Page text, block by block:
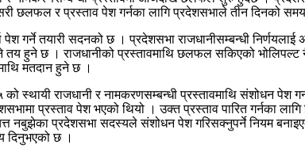
छलफल र प्रस्ताव पेश गर्नका लागि प्रदेशसभाले तीन दिनको समय
गर्ने तयारी सदनको छ । प्रदेशसभा राजधानीसम्बन्धी
तय हुने छ । राजधानीको प्रस्तावमाथि छलफल सकिएको
मतदान हुने छ ।
स्थायी राजधानी र नामकरणसम्बन्धी प्रस्तावमाथि संशोधन
प्रस्ताव पेश भएको थियो । उक्त प्रस्ताव पारित गर्नका
नबुझेका प्रदेशसभा सदस्यले संशोधन पेश गरिसक्नुपर्ने नियम
दिनुभएको छ ।